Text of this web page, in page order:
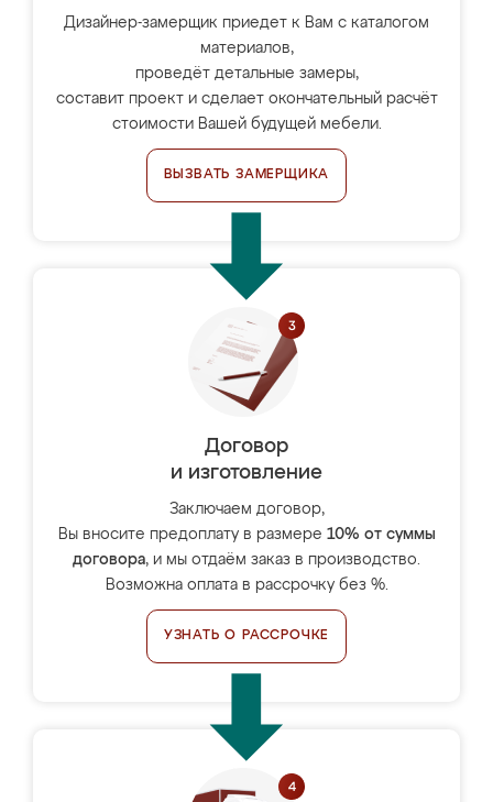
Дизайнер-замерщик приедет к Вам с каталогом
материалов,
проведёт детальные замеры,
составит проект и сделает окончательный расчёт
стоимости Вашей будущей мебели.
ВЫЗВАТЬ ЗАМЕРЩИКА
Договор
и изготовление
Заключаем договор,
Вы вносите предоплату в размере 10% от суммы
договора, и мы отдаём заказ в производство.
Возможна оплата в рассрочку без %.
УЗНАТЬ О РАССРОЧКЕ